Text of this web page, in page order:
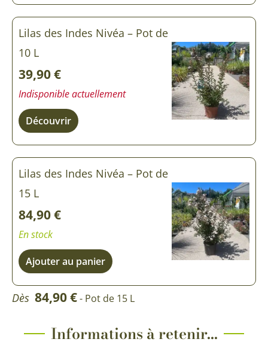
Lilas des Indes Nivéa – Pot de
10 L
39,90€
Indisponible actuellement
Découvrir
Lilas des Indes Nivéa – Pot de
15 L
84,90€
En stock
Ajouter au panier
Dès 84,90€- Pot de 15 L
Informations à retenir...